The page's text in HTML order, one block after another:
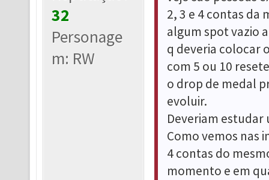
32
Personage
m: RW
2, 3 e 4 contas da
algum spot vazio
q deveria colocar
com 5 ou 10
o drop de medal
evoluir.
Deveriam
Como vemos nas
4 contas do
momento e em